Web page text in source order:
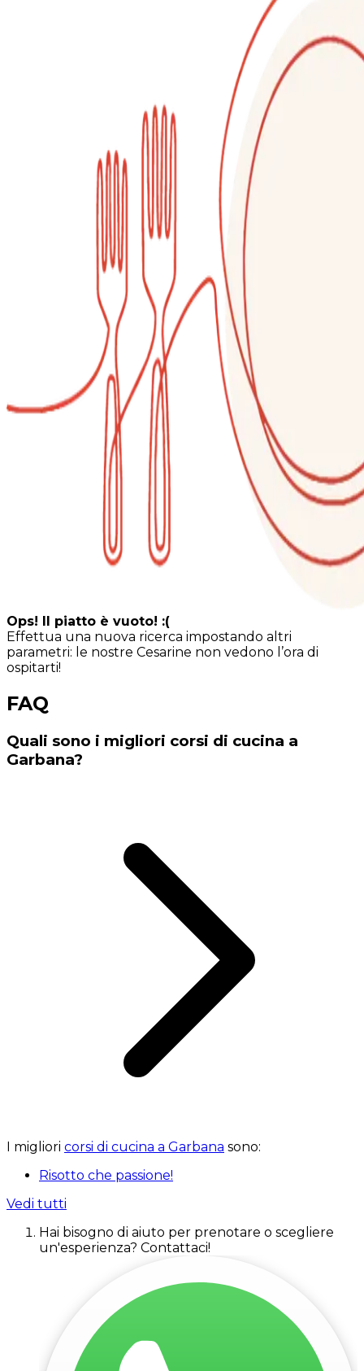
Ops! Il piatto è vuoto! :(
Effettua una nuova ricerca impostando altri
parametri: le nostre Cesarine non vedono l’ora di
ospitarti!
FAQ
Quali sono i migliori corsi di cucina a
Garbana?
I migliori corsi di cucina a Garbana sono:
Risotto che passione!
Vedi tutti
Hai bisogno di aiuto per prenotare o scegliere
un'esperienza? Contattaci!